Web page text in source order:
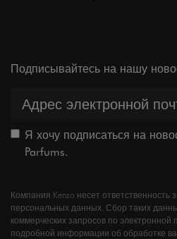
Подписывайтесь на нашу
Я хочу подписаться на
Parfums.
Компания Kenzo несет ответственность
персональных данных. Сбор таких
коммерческих запросов по
подробной информации об обработке